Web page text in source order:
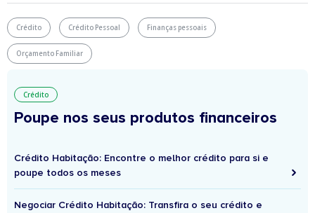
Crédito Crédito Pessoal Finanças pessoais
Orçamento Familiar
Crédito
Poupe nos seus produtos financeiros
Crédito Habitação: Encontre o melhor crédito para si e
poupe todos os meses
Negociar Crédito Habitação: Transfira o seu crédito e